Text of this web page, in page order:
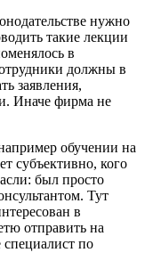
нужно
такие лекции
в
должны в
заявления,
Иначе фирма не
обучении на
субъективно, кого
был просто
Тут
в
отправить на
по